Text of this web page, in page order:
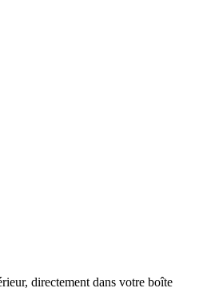
directement dans votre boîte